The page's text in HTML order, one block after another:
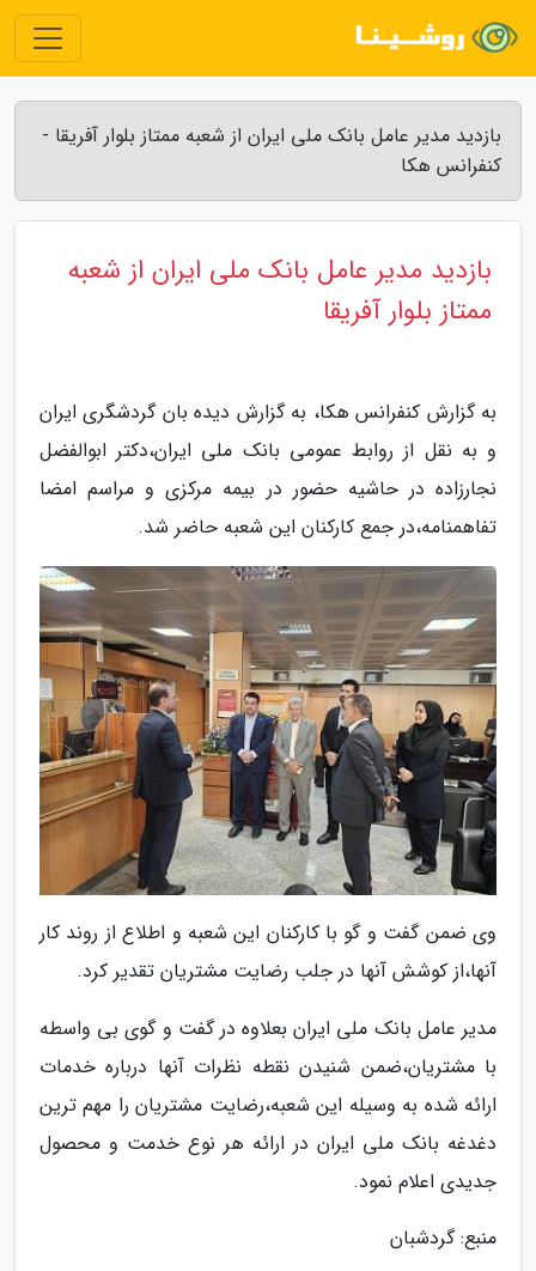
بازدید مدیر عامل بانک ملی ایران از شعبه ممتاز بلوار آفریقا -
کنفرانس هکا
بازدید مدیر عامل بانک ملی ایران از شعبه
ممتاز بلوار آفریقا
به گزارش کنفرانس هکا، به گزارش دیده بان گردشگری ایران
و به نقل از روابط عمومی بانک ملی ایران،دکتر ابوالفضل
نجارزاده در حاشیه حضور در بیمه مرکزی و مراسم امضا
تفاهمنامه،در جمع کارکنان این شعبه حاضر شد.
وی ضمن گفت و گو با کارکنان این شعبه و اطلاع از روند کار
آنها،از کوشش آنها در جلب رضایت مشتریان تقدیر کرد.
مدیر عامل بانک ملی ایران بعلاوه در گفت و گوی بی واسطه
با مشتریان،ضمن شنیدن نقطه نظرات آنها درباره خدمات
ارائه شده به وسیله این شعبه،رضایت مشتریان را مهم ترین
دغدغه بانک ملی ایران در ارائه هر نوع خدمت و محصول
جدیدی اعلام نمود.
منبع: گردشبان